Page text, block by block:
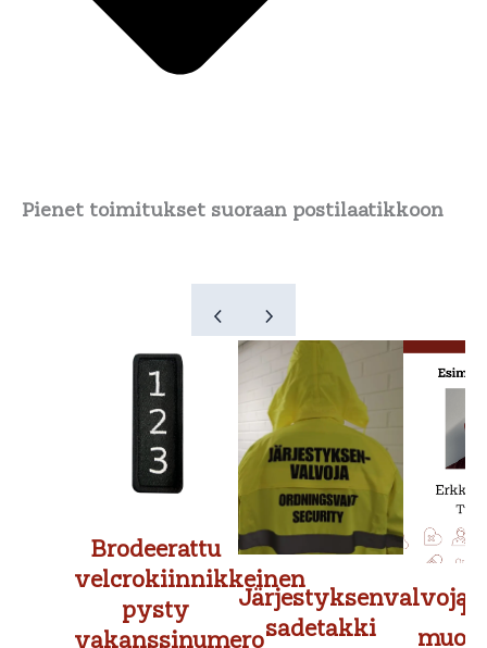
Pienet toimitukset suoraan postilaatikkoon
Brodeerattu
velcrokiinnikkeinen
pysty
vakanssinumero
Järjestyksenvalvojan
sadetakki